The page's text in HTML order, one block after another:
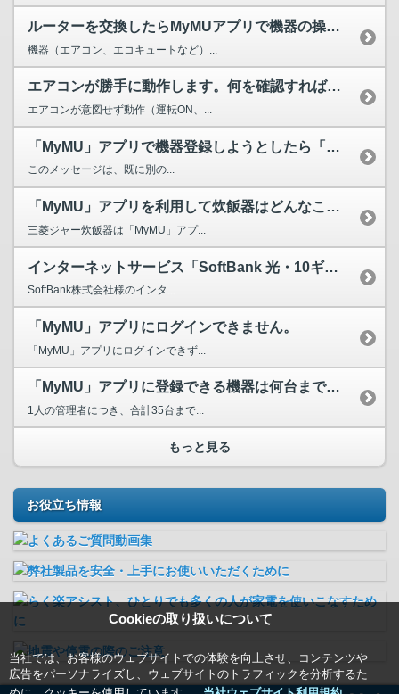
Cookieの取り扱いについて
当社では、お客様のウェブサイトでの体験を向上させ、コンテンツや
広告をパーソナライズし、ウェブサイトのトラフィックを分析するた
ルーターを交換したらMyMUアプリで機器の操作ができなくな...
機器（エアコン、エコキュートなど）...
エアコンが勝手に動作します。何を確認すればよいですか？ （...
エアコンが意図せず動作（運転ON、...
「MyMU」アプリで機器登録しようとしたら「本機器は既に別...
このメッセージは、既に別の...
「MyMU」アプリを利用して炊飯器はどんなことができますか？
三菱ジャー炊飯器は「MyMU」アプ...
インターネットサービス「SoftBank 光・10ギガ」環...
SoftBank株式会社様のインタ...
「MyMU」アプリにログインできません。
「MyMU」アプリにログインできず...
「MyMU」アプリに登録できる機器は何台までですか？
1人の管理者につき、合計35台まで...
もっと見る
お役立ち情報